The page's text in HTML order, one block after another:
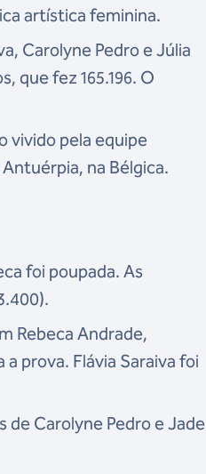
artística feminina.
Carolyne Pedro e Júlia
que fez 165.196. O
vivido pela equipe
na Bélgica.
foi poupada. As
Rebeca Andrade,
prova. Flávia Saraiva foi
de Carolyne Pedro e Jade